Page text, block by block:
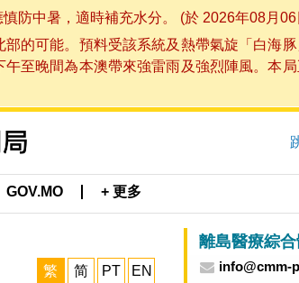
防中暑，適時補充水分。 (於 2026年08月
的可能。預料受該系統及熱帶氣旋「白海
至晚間為本澳帶來強雷雨及強烈陣風。本局
GOV.MO + 更多
繁 简 PT EN
info@cmm-